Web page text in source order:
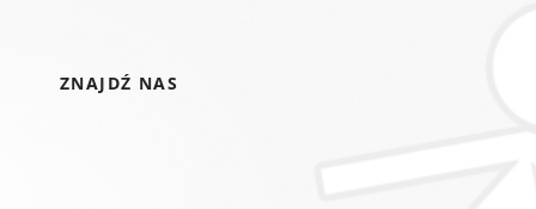
ZNAJDŹ NAS